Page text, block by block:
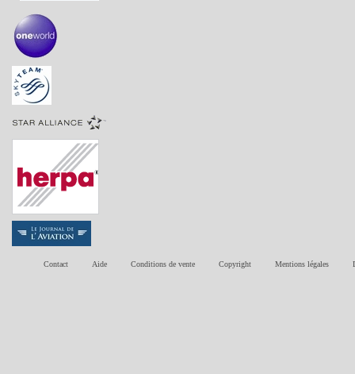
Contact Aide Conditions de vente Copyright Mentions légales